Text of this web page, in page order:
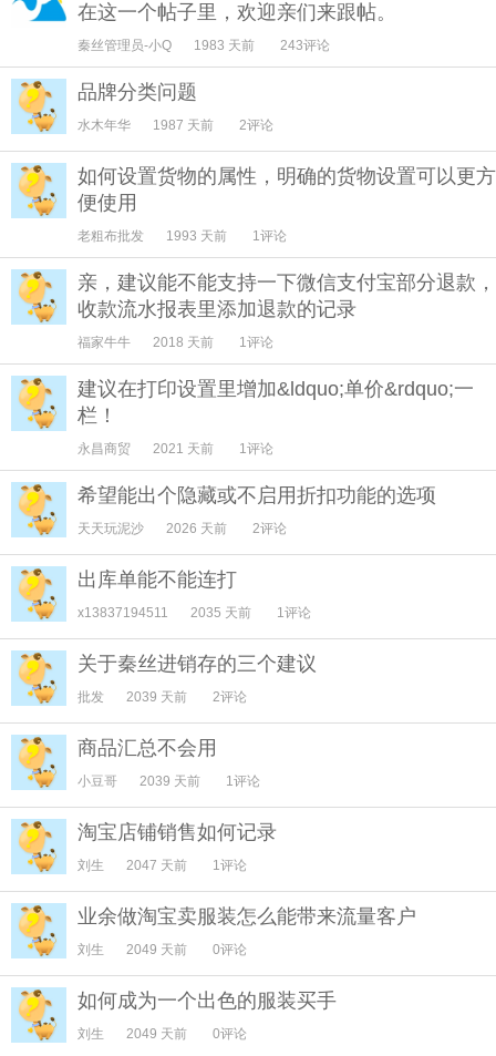
在这一个帖子里，欢迎亲们来跟帖。
秦丝管理员-小Q 1983 天前 243评论
品牌分类问题
水木年华 1987 天前 2评论
如何设置货物的属性，明确的货物设置可以更方
便使用
老粗布批发 1993 天前 1评论
亲，建议能不能支持一下微信支付宝部分退款，
收款流水报表里添加退款的记录
福家牛牛 2018 天前 1评论
建议在打印设置里增加&ldquo;单价&rdquo;一
栏！
永昌商贸 2021 天前 1评论
希望能出个隐藏或不启用折扣功能的选项
天天玩泥沙 2026 天前 2评论
出库单能不能连打
x13837194511 2035 天前 1评论
关于秦丝进销存的三个建议
批发 2039 天前 2评论
商品汇总不会用
小豆哥 2039 天前 1评论
淘宝店铺销售如何记录
刘生 2047 天前 1评论
业余做淘宝卖服装怎么能带来流量客户
刘生 2049 天前 0评论
如何成为一个出色的服装买手
刘生 2049 天前 0评论